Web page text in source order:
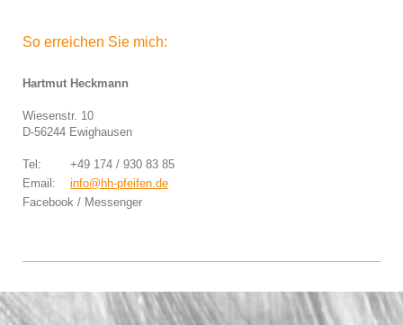
So erreichen Sie mich:
Hartmut Heckmann
Wiesenstr. 10
D-56244 Ewighausen
Tel: +49 174 / 930 83 85
Email: info@hh-pfeifen.de
Facebook / Messenger